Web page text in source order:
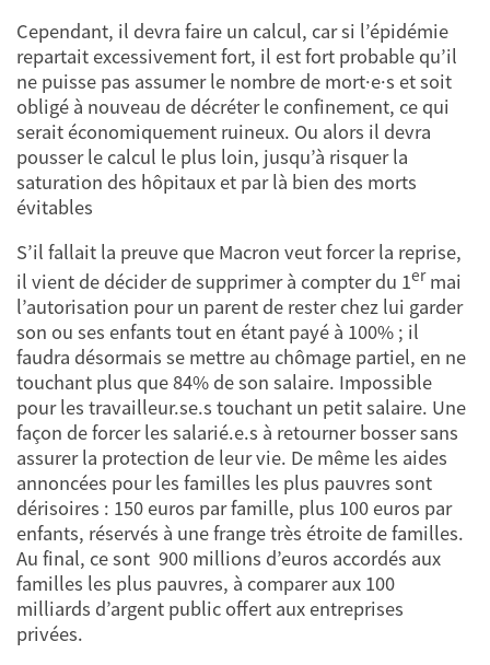
Cependant, il devra faire un calcul, car si l’épidémie
repartait excessivement fort, il est fort probable qu’il
ne puisse pas assumer le nombre de mort·e·s et soit
obligé à nouveau de décréter le confinement, ce qui
serait économiquement ruineux. Ou alors il devra
pousser le calcul le plus loin, jusqu’à risquer la
saturation des hôpitaux et par là bien des morts
évitables
S’il fallait la preuve que Macron veut forcer la reprise,
il vient de décider de supprimer à compter du 1ermai
l’autorisation pour un parent de rester chez lui garder
son ou ses enfants tout en étant payé à 100% ; il
faudra désormais se mettre au chômage partiel, en ne
touchant plus que 84% de son salaire. Impossible
pour les travailleur.se.s touchant un petit salaire. Une
façon de forcer les salarié.e.s à retourner bosser sans
assurer la protection de leur vie. De même les aides
annoncées pour les familles les plus pauvres sont
dérisoires : 150 euros par famille, plus 100 euros par
enfants, réservés à une frange très étroite de familles.
Au final, ce sont 900 millions d’euros accordés aux
familles les plus pauvres, à comparer aux 100
milliards d’argent public offert aux entreprises
privées.